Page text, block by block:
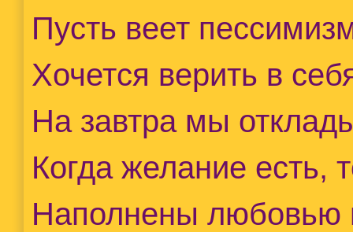
Пусть веет
Хочется верить в
На завтра мы
Когда желание есть,
Наполнены